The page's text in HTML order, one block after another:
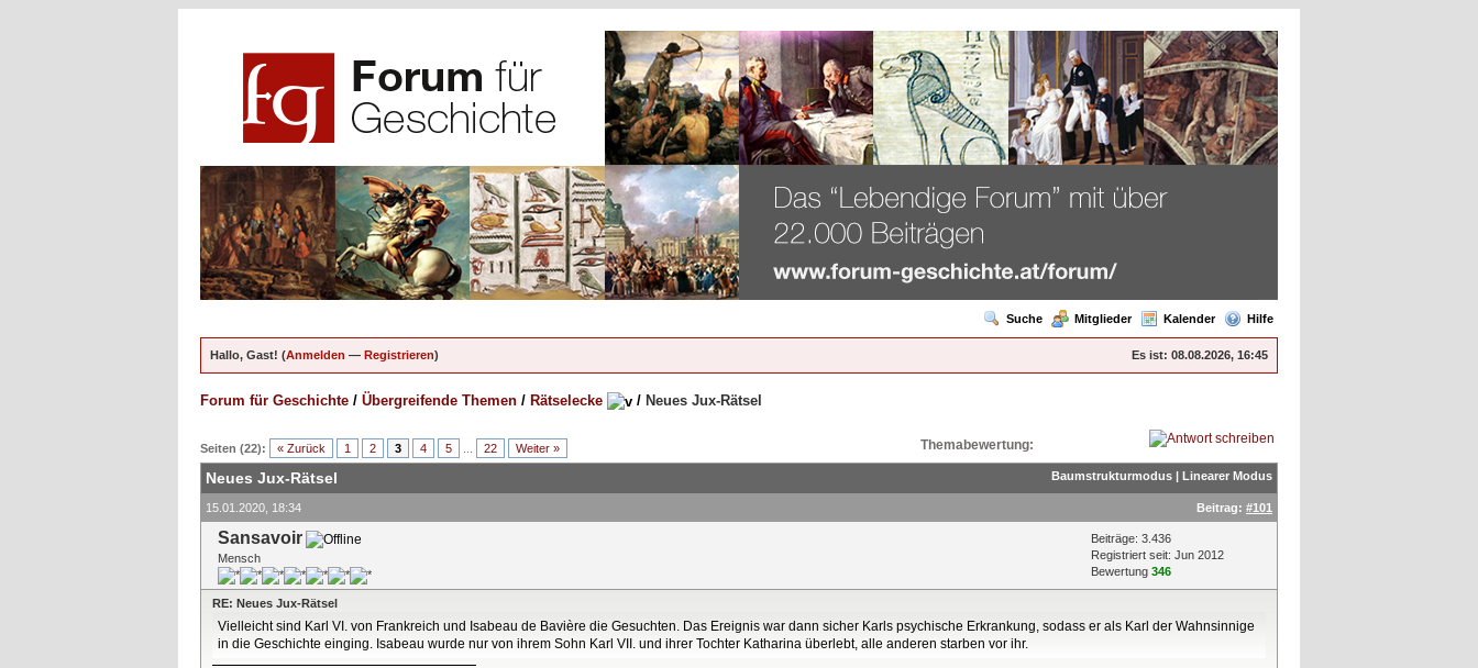
Suche Mitglieder Kalender Hilfe
Es ist: 08.08.2026, 16:45
Hallo, Gast! (Anmelden — Registrieren)
Forum für Geschichte / Übergreifende Themen / Rätselecke / Neues Jux-Rätsel
Seiten (22): « Zurück 1 2 3 4 5 22 Weiter » Themabewertung:
Baumstrukturmodus | Linearer Modus
Neues Jux-Rätsel
15.01.2020, 18:34 Beitrag: #101
Sansavoir
Mensch
Beiträge: 3.436
Registriert seit: Jun 2012
Bewertung 346
RE: Neues Jux-Rätsel
Vielleicht sind Karl VI. von Frankreich und Isabeau de Bavière die Gesuchten. Das Ereignis war dann sicher Karls psychische Erkrankung, sodass er als Karl der Wahnsinnige
in die Geschichte einging. Isabeau wurde nur von ihrem Sohn Karl VII. und ihrer Tochter Katharina überlebt, alle anderen starben vor ihr.